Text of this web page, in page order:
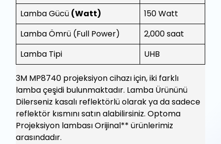
Lamba Gücü (Watt)
150 Watt
Lamba Ömrü (Full Power)
2,000 saat
Lamba Tipi
UHB
3M MP8740 projeksiyon cihazı için, iki farklı
lamba çeşidi bulunmaktadır. Lamba Ürününü
Dilerseniz kasalı reflektörlü olarak ya da sadece
reflektör kısmını satın alabilirsiniz. Optoma
Projeksiyon lambası Orijinal** ürünlerimiz
arasındadır.